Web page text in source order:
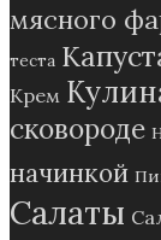
мясного
теста
Крем
сковороде
начинкой
Салаты